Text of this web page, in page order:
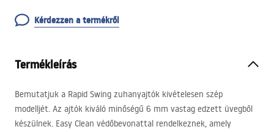
Kérdezzen a termékről
Termékleírás
Bemutatjuk a Rapid Swing zuhanyajtók kivételesen szép
modelljét. Az ajtók kiváló minőségű 6 mm vastag edzett üvegből
készülnek. Easy Clean védőbevonattal rendelkeznek, amely